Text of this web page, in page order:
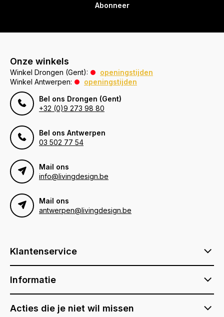
Abonneer
Onze winkels
Winkel Drongen (Gent):
openingstijden
Winkel Antwerpen:
openingstijden
Bel ons Drongen (Gent)
+32 (0)9 273 98 80
Bel ons Antwerpen
03 502 77 54
Mail ons
info@livingdesign.be
Mail ons
antwerpen@livingdesign.be
Klantenservice
Informatie
Acties die je niet wil missen